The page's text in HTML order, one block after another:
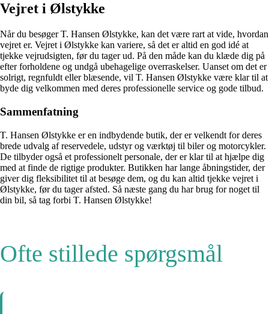
Vejret i Ølstykke
Når du besøger T. Hansen Ølstykke, kan det være rart at vide, hvordan
vejret er. Vejret i Ølstykke kan variere, så det er altid en god idé at
tjekke vejrudsigten, før du tager ud. På den måde kan du klæde dig på
efter forholdene og undgå ubehagelige overraskelser. Uanset om det er
solrigt, regnfuldt eller blæsende, vil T. Hansen Ølstykke være klar til at
byde dig velkommen med deres professionelle service og gode tilbud.
Sammenfatning
T. Hansen Ølstykke er en indbydende butik, der er velkendt for deres
brede udvalg af reservedele, udstyr og værktøj til biler og motorcykler.
De tilbyder også et professionelt personale, der er klar til at hjælpe dig
med at finde de rigtige produkter. Butikken har lange åbningstider, der
giver dig fleksibilitet til at besøge dem, og du kan altid tjekke vejret i
Ølstykke, før du tager afsted. Så næste gang du har brug for noget til
din bil, så tag forbi T. Hansen Ølstykke!
Ofte stillede spørgsmål